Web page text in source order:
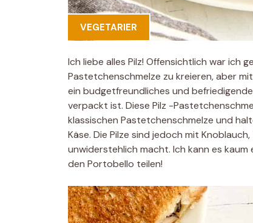
VEGETARIER
Ich liebe alles Pilz! Offensichtlich war ich
Pastetchenschmelze zu kreieren, aber
ein budgetfreundliches und
verpackt ist. Diese Pilz -
klassischen Pastetchenschmelze und
Käse. Die Pilze sind jedoch mit
unwiderstehlich macht. Ich kann es
den Portobello teilen!